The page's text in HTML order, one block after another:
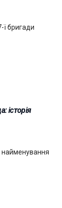
бригади
історія
найменування